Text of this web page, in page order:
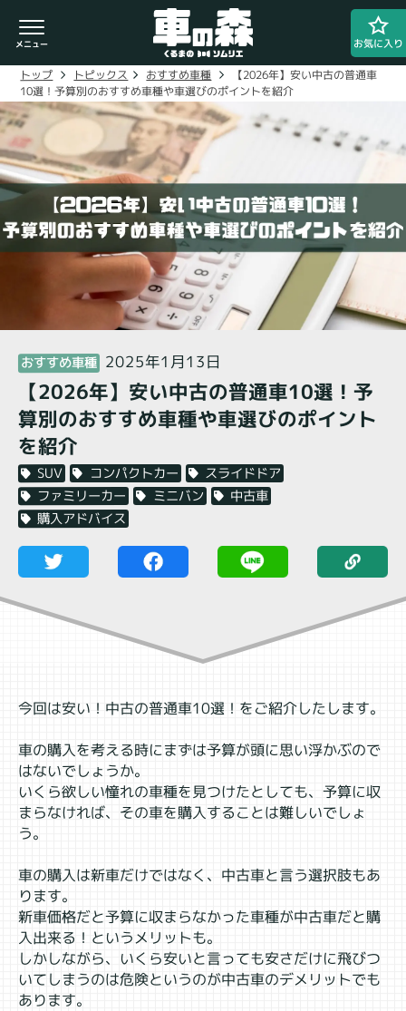
お気に入り
車検・整備のお問い合わせ
0800-080-1777
ご希望の店舗をタップしてください。
車の森
閉じる
トップ トピックス おすすめ車種 【2026年】安い中古の普通車
10選！予算別のおすすめ車種や車選びのポイントを紹介
おすすめ車種 2025年1月13日
【2026年】安い中古の普通車10選！予
算別のおすすめ車種や車選びのポイント
を紹介
SUV コンパクトカー スライドドア
ファミリーカー ミニバン 中古車
購入アドバイス
今回は安い！中古の普通車10選！をご紹介したします。
車の購入を考える時にまずは予算が頭に思い浮かぶので
はないでしょうか。
いくら欲しい憧れの車種を見つけたとしても、予算に収
まらなければ、その車を購入することは難しいでしょ
う。
車の購入は新車だけではなく、中古車と言う選択肢もあ
ります。
新車価格だと予算に収まらなかった車種が中古車だと購
入出来る！というメリットも。
しかしながら、いくら安いと言っても安さだけに飛びつ
いてしまうのは危険というのが中古車のデメリットでも
あります。